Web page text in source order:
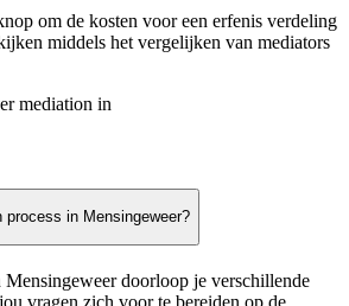
om de kosten voor een erfenis verdeling
middels het vergelijken van mediators
mediation in
process in Mensingeweer?
doorloop je verschillende
vragen zich voor te bereiden op de